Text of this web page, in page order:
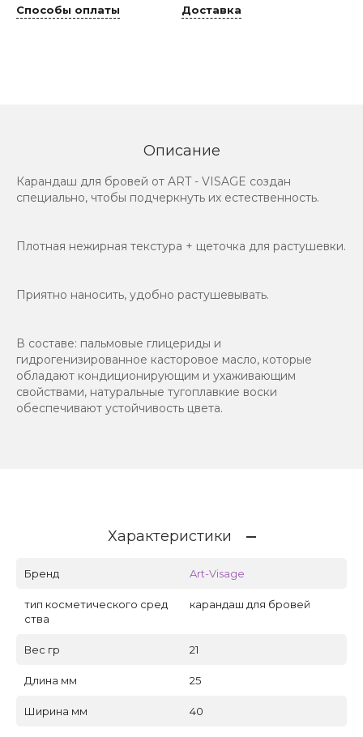
Способы оплаты Доставка
Описание
Карандаш для бровей от ART - VISAGE создан
специально, чтобы подчеркнуть их естественность.
Плотная нежирная текстура + щеточка для растушевки.
Приятно наносить, удобно растушевывать.
В составе: пальмовые глицериды и
гидрогенизированное касторовое масло, которые
обладают кондиционирующим и ухаживающим
свойствами, натуральные тугоплавкие воски
обеспечивают устойчивость цвета.
Характеристики
Бренд Art-Visage
тип косметического сред
ства
карандаш для бровей
Вес гр 21
Длина мм 25
Ширина мм 40